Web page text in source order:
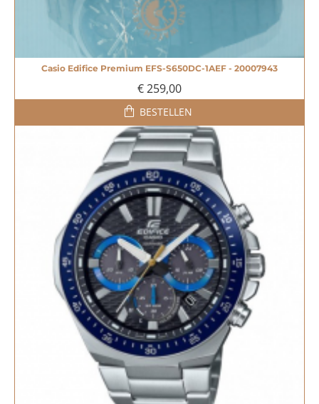
Casio Edifice Premium EFS-S650DC-1AEF - 20007943
€ 259,00
BESTELLEN